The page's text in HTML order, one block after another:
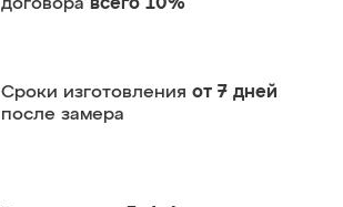
договора всего 10%
Сроки изготовления от 7 дней
после замера